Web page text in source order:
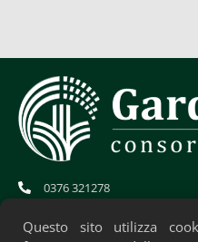
0376 321278
cb.gardachiese-
Questo sito utilizza